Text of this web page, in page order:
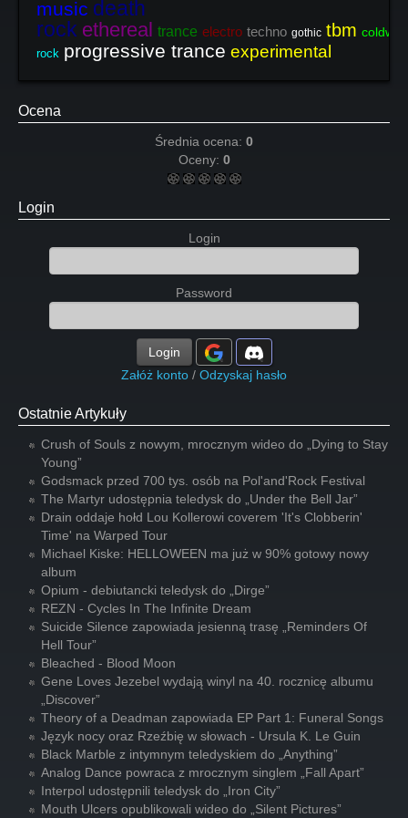
music death
rock ethereal trance electro techno gothic tbm
rock progressive trance experimental
Ocena
Średnia ocena: 0
Oceny: 0
Login
Login
Password
Login
Załóż konto / Odzyskaj hasło
Ostatnie Artykuły
Crush of Souls z nowym, mrocznym wideo do „Dying to Stay
Young”
Godsmack przed 700 tys. osób na Pol'and'Rock Festival
The Martyr udostępnia teledysk do „Under the Bell Jar”
Drain oddaje hołd Lou Kollerowi coverem 'It's Clobberin'
Time' na Warped Tour
Michael Kiske: HELLOWEEN ma już w 90% gotowy nowy
album
Opium - debiutancki teledysk do „Dirge”
REZN - Cycles In The Infinite Dream
Suicide Silence zapowiada jesienną trasę „Reminders Of
Hell Tour”
Bleached - Blood Moon
Gene Loves Jezebel wydają winyl na 40. rocznicę albumu
„Discover”
Theory of a Deadman zapowiada EP Part 1: Funeral Songs
Język nocy oraz Rzeźbię w słowach - Ursula K. Le Guin
Black Marble z intymnym teledyskiem do „Anything”
Analog Dance powraca z mrocznym singlem „Fall Apart”
Interpol udostępnili teledysk do „Iron City”
Mouth Ulcers opublikowali wideo do „Silent Pictures”